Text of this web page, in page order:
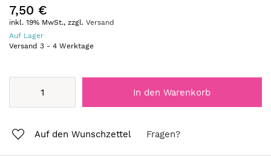
7,50 €
inkl. 19% MwSt., zzgl. Versand
Auf Lager
Versand 3 - 4 Werktage
In den Warenkorb
Auf den Wunschzettel Fragen?